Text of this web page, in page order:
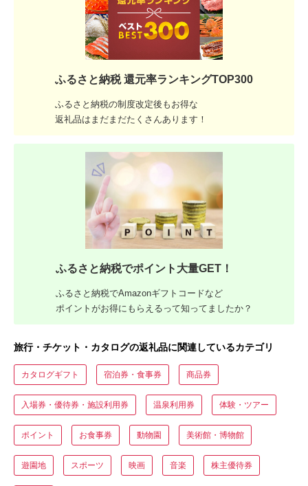
ふるさと納税 還元率ランキングTOP300
ふるさと納税の制度改定後もお得な
返礼品はまだまだたくさんあります！
ふるさと納税でポイント大量GET！
ふるさと納税でAmazonギフトコードなど
ポイントがお得にもらえるって知ってましたか？
旅行・チケット・カタログの返礼品に関連しているカテゴリ
カタログギフト 宿泊券・食事券 商品券
入場券・優待券・施設利用券 温泉利用券 体験・ツアー
ポイント お食事券 動物園 美術館・博物館
遊園地 スポーツ 映画 音楽 株主優待券